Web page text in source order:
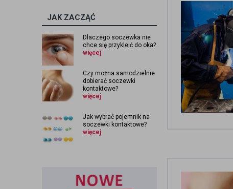
JAK ZACZĄĆ
Dlaczego soczewka nie
chce się przykleić do oka?
więcej
Czy można samodzielnie
dobierać soczewki
kontaktowe?
więcej
Jak wybrać pojemnik na
soczewki kontaktowe?
więcej